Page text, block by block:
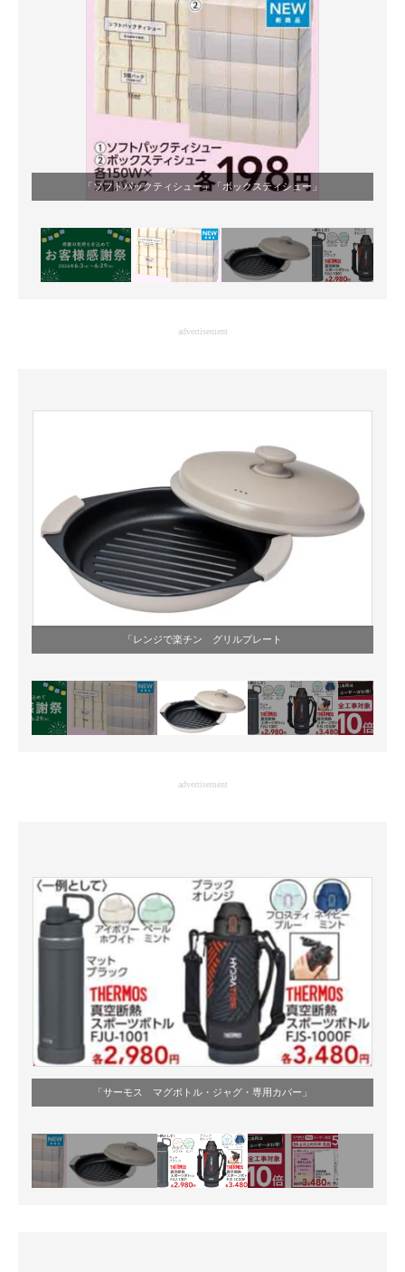
エレクトロニクス専門サイト
電子設計の基本と応用
エネルギーの専門メディア
建設×テクノロジーの最前線
ちょっと気になるネットの話題
「ソフトパックティシュー」「ボックスティシュー」
advertisement
「レンジで楽チン グリルプレート
advertisement
「サーモス マグボトル・ジャグ・専用カバー」